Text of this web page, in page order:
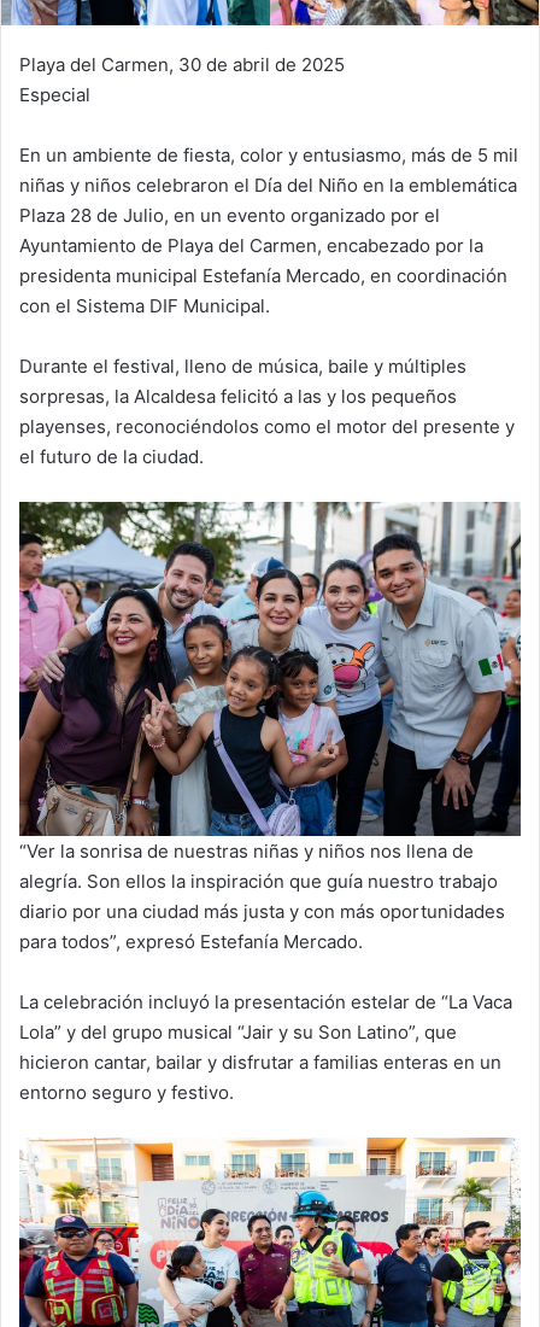
Playa del Carmen, 30 de abril de 2025
Especial
En un ambiente de fiesta, color y entusiasmo, más de 5 mil
niñas y niños celebraron el Día del Niño en la emblemática
Plaza 28 de Julio, en un evento organizado por el
Ayuntamiento de Playa del Carmen, encabezado por la
presidenta municipal Estefanía Mercado, en coordinación
con el Sistema DIF Municipal.
Durante el festival, lleno de música, baile y múltiples
sorpresas, la Alcaldesa felicitó a las y los pequeños
playenses, reconociéndolos como el motor del presente y
el futuro de la ciudad.
“Ver la sonrisa de nuestras niñas y niños nos llena de
alegría. Son ellos la inspiración que guía nuestro trabajo
diario por una ciudad más justa y con más oportunidades
para todos”, expresó Estefanía Mercado.
La celebración incluyó la presentación estelar de “La Vaca
Lola” y del grupo musical “Jair y su Son Latino”, que
hicieron cantar, bailar y disfrutar a familias enteras en un
entorno seguro y festivo.